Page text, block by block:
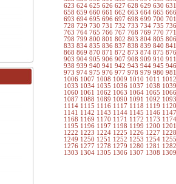
623 624 625 626 627 628 629 630
658 659 660 661 662 663 664 665
693 694 695 696 697 698 699 700
728 729 730 731 732 733 734 735
763 764 765 766 767 768 769 770
798 799 800 801 802 803 804 805
833 834 835 836 837 838 839 840
868 869 870 871 872 873 874 875
903 904 905 906 907 908 909 910
938 939 940 941 942 943 944 945
973 974 975 976 977 978 979 980
1006 1007 1008 1009 1010 1011
1033 1034 1035 1036 1037 1038
1060 1061 1062 1063 1064 1065
1087 1088 1089 1090 1091 1092
1114 1115 1116 1117 1118 1119
1141 1142 1143 1144 1145 1146
1168 1169 1170 1171 1172 1173
1195 1196 1197 1198 1199 1200
1222 1223 1224 1225 1226 1227
1249 1250 1251 1252 1253 1254
1276 1277 1278 1279 1280 1281
1303 1304 1305 1306 1307 1308